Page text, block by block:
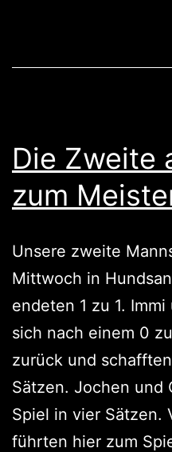
Die Zweite
zum
Unsere zweite
Mittwoch in
endeten 1 zu 1.
sich nach einem 0
zurück und
Sätzen. Jochen und
Spiel in vier Sätzen.
führten hier zum